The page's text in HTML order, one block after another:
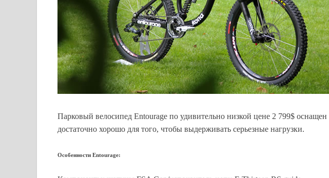
Парковый велосипед Entourage по удивительно низкой цене 2 799$ оснащен
достаточно хорошо для того, чтобы выдерживать серьезные нагрузки.
Особенности Entourage: